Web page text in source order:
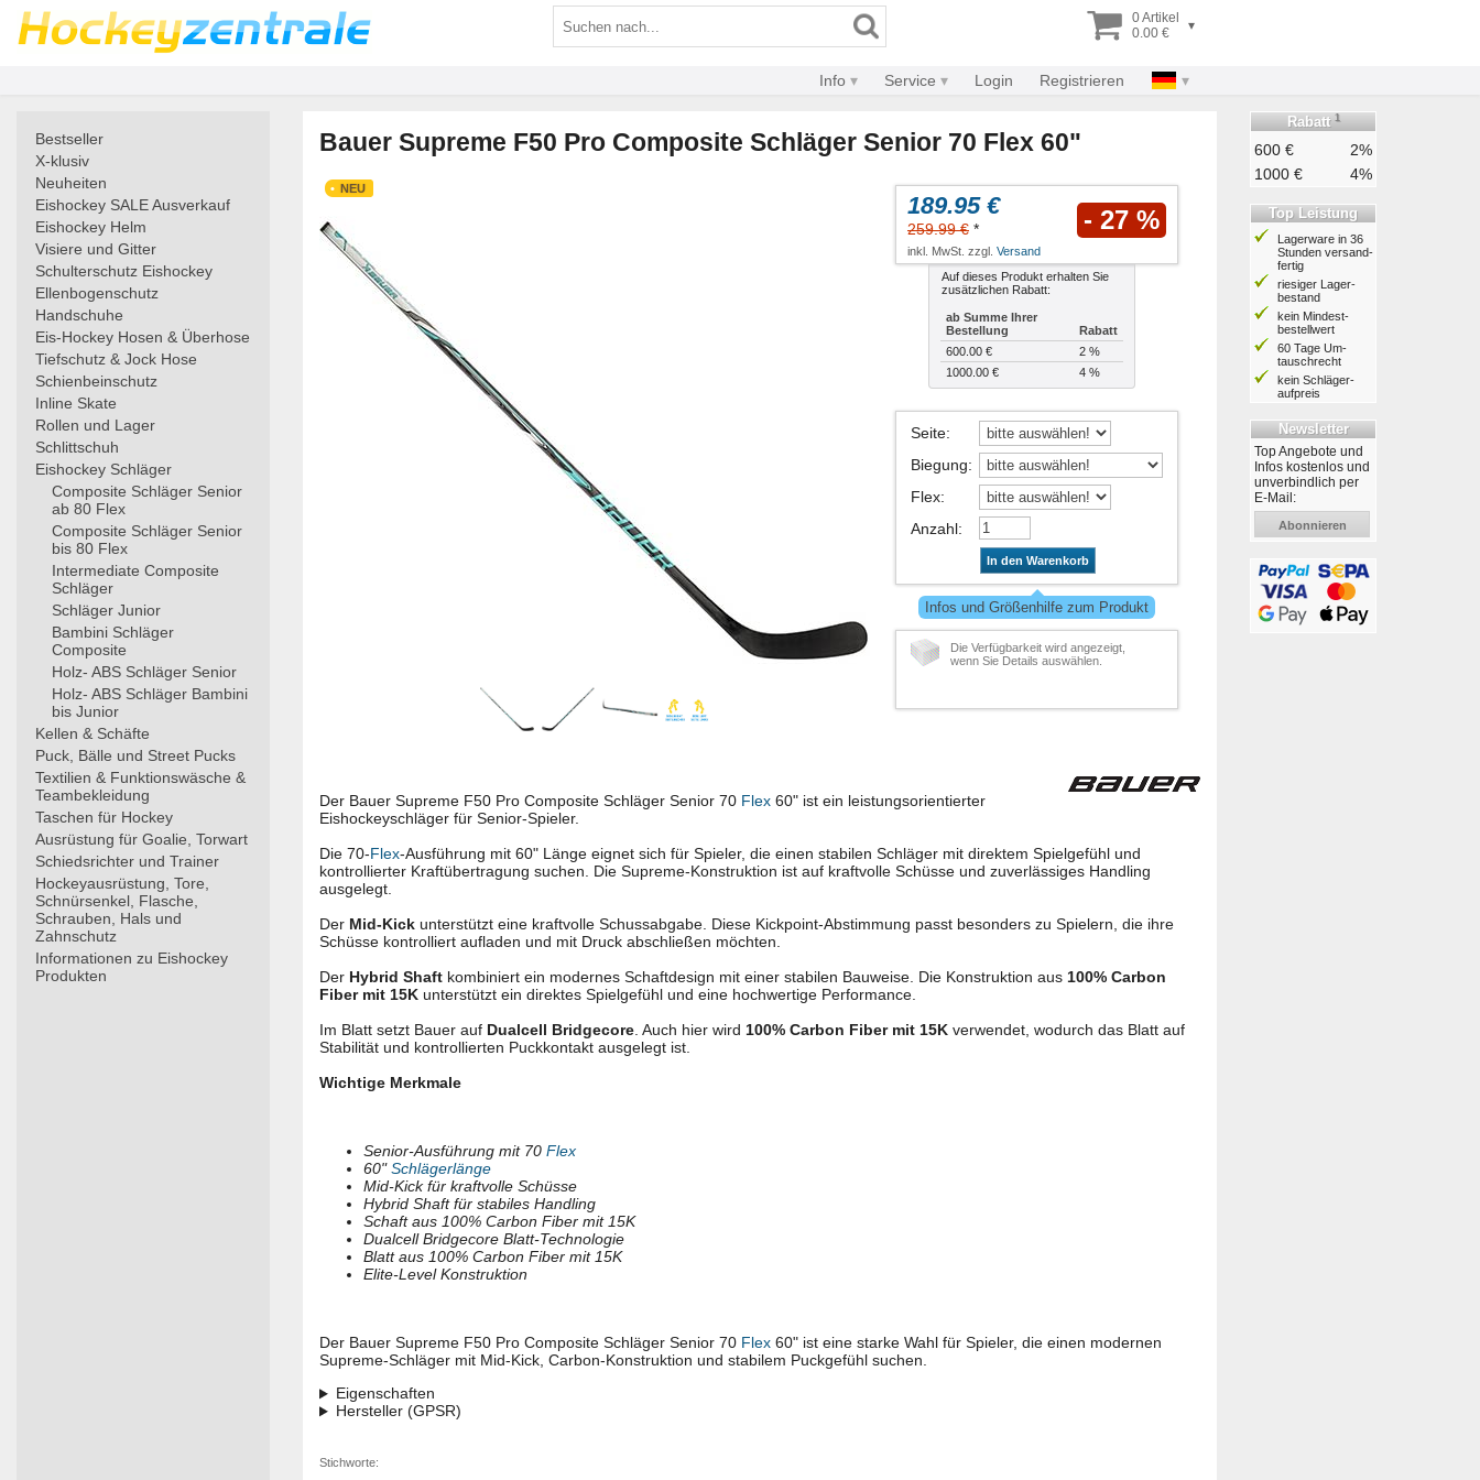
0 Artikel
0.00 €
▾
Info Service Login Registrieren
Bestseller
X-klusiv
Neuheiten
Eishockey SALE Ausverkauf
Eishockey Helm
Visiere und Gitter
Schulterschutz Eishockey
Ellenbogenschutz
Handschuhe
Eis-Hockey Hosen & Überhose
Tiefschutz & Jock Hose
Schienbeinschutz
Inline Skate
Rollen und Lager
Schlittschuh
Eishockey Schläger
Composite Schläger Senior
ab 80 Flex
Composite Schläger Senior
bis 80 Flex
Intermediate Composite
Schläger
Schläger Junior
Bambini Schläger
Composite
Holz- ABS Schläger Senior
Holz- ABS Schläger Bambini
bis Junior
Kellen & Schäfte
Puck, Bälle und Street Pucks
Textilien & Funktionswäsche &
Teambekleidung
Taschen für Hockey
Ausrüstung für Goalie, Torwart
Schiedsrichter und Trainer
Hockeyausrüstung, Tore,
Schnürsenkel, Flasche,
Schrauben, Hals und
Zahnschutz
Informationen zu Eishockey
Produkten
Bauer Supreme F50 Pro Composite Schläger Senior 70 Flex 60"
NEU
189.95 €
259.99 € * - 27 %
inkl. MwSt. zzgl. Versand
Auf dieses Produkt erhalten Sie
zusätzlichen Rabatt:
ab Summe Ihrer
Bestellung
Rabatt
600.00 €
2 %
1000.00 €
4 %
Seite:
Biegung:
Flex:
Anzahl:
In den Warenkorb
Infos und Größenhilfe zum Produkt
Die Verfügbarkeit wird angezeigt,
wenn Sie Details auswählen.
Der Bauer Supreme F50 Pro Composite Schläger Senior 70 Flex 60" ist ein leistungsorientierter
Eishockeyschläger für Senior-Spieler.
Die 70-Flex-Ausführung mit 60" Länge eignet sich für Spieler, die einen stabilen Schläger mit direktem Spielgefühl und
kontrollierter Kraftübertragung suchen. Die Supreme-Konstruktion ist auf kraftvolle Schüsse und zuverlässiges Handling
ausgelegt.
Der Mid-Kick unterstützt eine kraftvolle Schussabgabe. Diese Kickpoint-Abstimmung passt besonders zu Spielern, die ihre
Schüsse kontrolliert aufladen und mit Druck abschließen möchten.
Der Hybrid Shaft kombiniert ein modernes Schaftdesign mit einer stabilen Bauweise. Die Konstruktion aus 100% Carbon
Fiber mit 15K unterstützt ein direktes Spielgefühl und eine hochwertige Performance.
Im Blatt setzt Bauer auf Dualcell Bridgecore. Auch hier wird 100% Carbon Fiber mit 15K verwendet, wodurch das Blatt auf
Stabilität und kontrollierten Puckkontakt ausgelegt ist.
Wichtige Merkmale
Senior-Ausführung mit 70 Flex
60"Schlägerlänge
Mid-Kick für kraftvolle Schüsse
Hybrid Shaft für stabiles Handling
Schaft aus 100% Carbon Fiber mit 15K
Dualcell Bridgecore Blatt-Technologie
Blatt aus 100% Carbon Fiber mit 15K
Elite-Level Konstruktion
Der Bauer Supreme F50 Pro Composite Schläger Senior 70 Flex 60" ist eine starke Wahl für Spieler, die einen modernen
Supreme-Schläger mit Mid-Kick, Carbon-Konstruktion und stabilem Puckgefühl suchen.
Eigenschaften
Hersteller (GPSR)
Stichworte:
Rabatt 1
600 €
2%
1000 €
4%
Top Leistung
Lagerware in 36
Stunden ver­sand­
fertig
riesiger Lager­
bestand
kein Mindest­
bestell­wert
60 Tage Um­
tausch­recht
kein Schläger­
aufpreis
Newsletter
Top Angebote und
Infos kostenlos und
unverbindlich per
E-Mail:
Abonnieren